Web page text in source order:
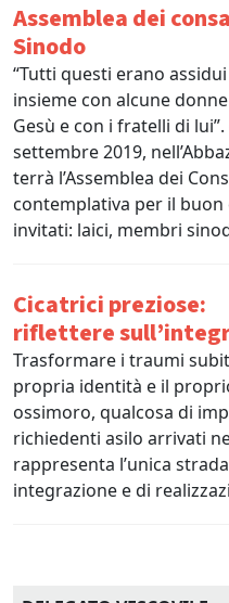
Assemblea dei
Sinodo
“Tutti questi erano
insieme con alcune
Gesù e con i fratelli di
settembre 2019,
terrà l’Assemblea dei
contemplativa per il
invitati: laici, membri
Cicatrici preziose:
riflettere
Trasformare i traumi
propria identità e il
ossimoro, qualcosa di
richiedenti asilo arrivati
rappresenta l’unica
integrazione e di